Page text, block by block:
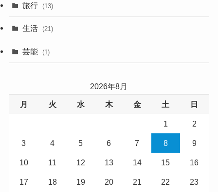
旅行 (13)
生活 (21)
芸能 (1)
2026年8月
月 火 水 木 金 土 日
1 2
3 4 5 6 7 8 9
10 11 12 13 14 15 16
17 18 19 20 21 22 23